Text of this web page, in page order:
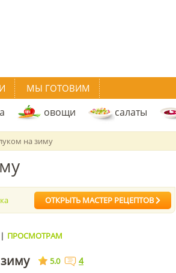
МЫ ГОТОВИМ
овощи салаты
на зиму
ОТКРЫТЬ МАСТЕР РЕЦЕПТОВ
| ПРОСМОТРАМ
5.0 4